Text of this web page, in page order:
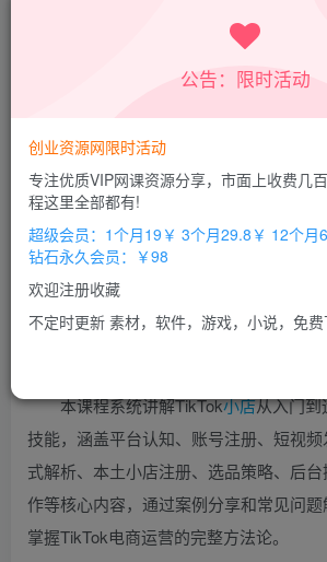
超级会员
立即购买
您当前未登录！建议登陆后购买，办理会员包
本课程系统讲解TikTok小店从入门到
技能，涵盖平台认知、账号注册、短视
式解析、本土小店注册、选品策略、后
作等核心内容，通过案例分享和常见问
掌握TikTok电商运营的完整方法论。
公告：限时活动
创业资源网限时活动
专注优质VIP网课资源分享，市面上收费几
程这里全部都有!
超级会员：1个月19￥ 3个月29.8￥ 12个月
钻石永久会员：￥98
欢迎注册收藏
不定时更新 素材，软件，游戏，小说，免